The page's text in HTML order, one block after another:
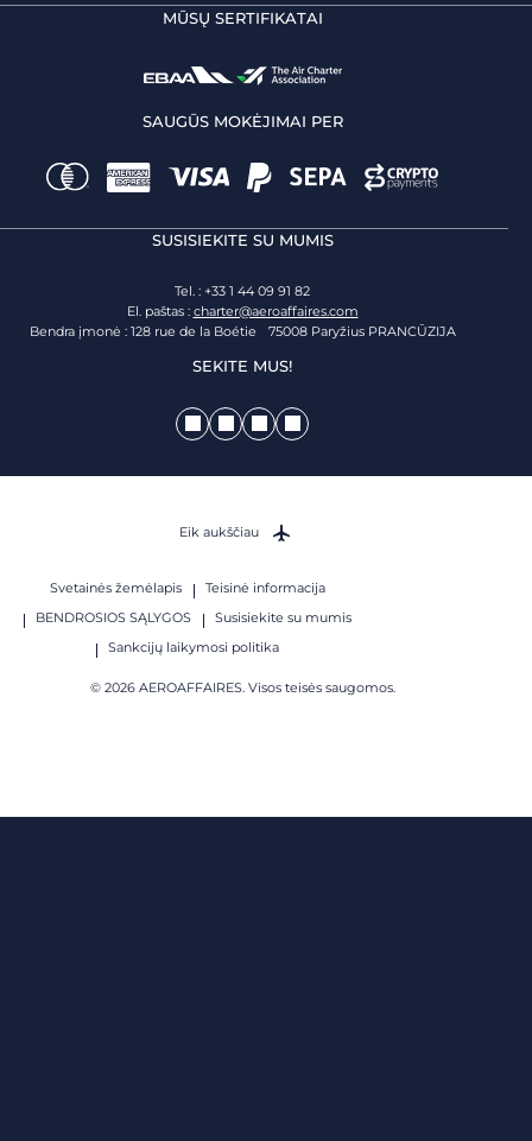
MŪSŲ SERTIFIKATAI
SAUGŪS MOKĖJIMAI PER
SUSISIEKITE SU MUMIS
Tel. : +33 1 44 09 91 82
El. paštas : charter@aeroaffaires.com
Bendra įmonė : 128 rue de la Boétie 75008 Paryžius PRANCŪZIJA
SEKITE MUS!
Svetainės žemėlapis
Teisinė informacija
BENDROSIOS SĄLYGOS
Susisiekite su mumis
Sankcijų laikymosi politika
© 2026 AEROAFFAIRES. Visos teisės saugomos.
Eik aukščiau